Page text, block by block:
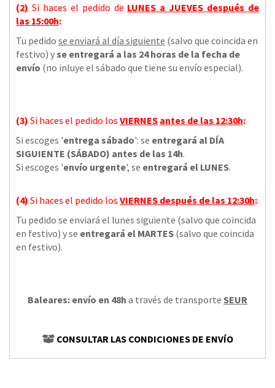
(2) Si haces el pedido de LUNES a JUEVES después de
las 15:00h:
Tu pedido se enviará al día siguiente (salvo que coincida en
festivo) yse entregará a las 24 horas de la fecha de
envío (no inluye el sábado que tiene su envío especial).
(3) Si haces el pedido los VIERNES antes de las 12:30h:
Si escoges 'entrega sábado': se entregará al DÍA
SIGUIENTE (SÁBADO) antes de las 14h.
Si escoges 'envío urgente', se entregará el LUNES.
(4) Si haces el pedido los VIERNES después de las 12:30h:
Tu pedido se enviará el lunes siguiente (salvo que coincida
en festivo) y se entregará el MARTES (salvo que coincida
en festivo).
Baleares: envío en 48h a través de transporte SEUR
CONSULTAR LAS CONDICIONES DE ENVÍO